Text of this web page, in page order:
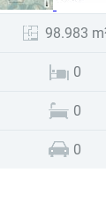
98.983
0
0
0